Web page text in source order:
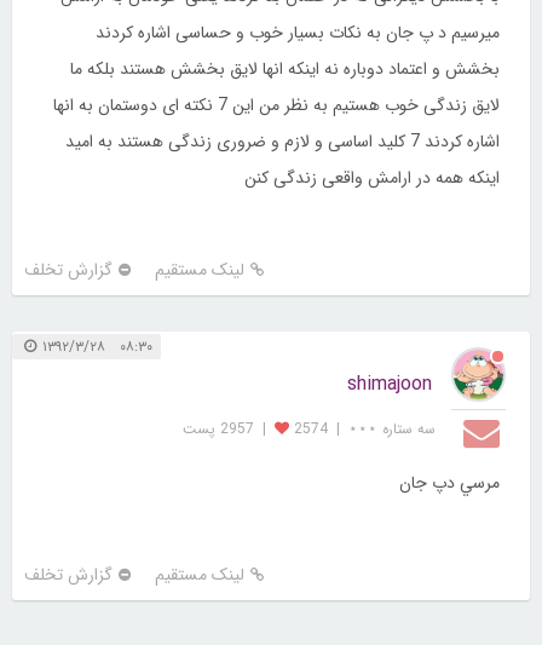
میرسیم د پ جان به نکات بسیار خوب و حساسی اشاره کردند
بخشش و اعتماد دوباره نه اینکه انها لایق بخشش هستند بلکه ما
لایق زندگی خوب هستیم به نظر من این 7 نکته ای دوستمان به انها
اشاره کردند 7 کلید اساسی و لازم و ضروری زندگی هستند به امید
اینکه همه در ارامش واقعی زندگی کنن
لینک مستقیم گزارش تخلف
۰۸:۳۰ ۱۳۹۲/۳/۲۸
shimajoon
سه ستاره ⋆⋆⋆ |
2574
| 2957 پست
مرسي دپ جان
لینک مستقیم گزارش تخلف